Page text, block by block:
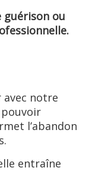
ou
avec notre
l’abandon
entraîne